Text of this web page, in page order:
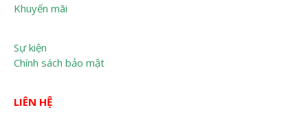
Khuyến mãi
Sự kiện
Chính sách bảo mật
LIÊN HỆ